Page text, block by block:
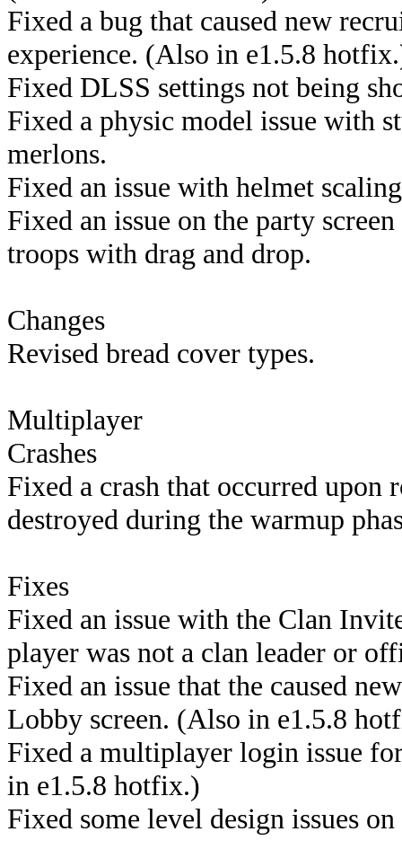
Fixed a bug that caused new
experience. (Also in e1.5.8
Fixed DLSS settings not being
Fixed a physic model issue with
merlons.
Fixed an issue with helmet
Fixed an issue on the party
troops with drag and drop.
Changes
Revised bread cover types.
Multiplayer​
Crashes
Fixed a crash that occurred upon
destroyed during the warmup
Fixes
Fixed an issue with the Clan
player was not a clan leader or
Fixed an issue that the caused
Lobby screen. (Also in e1.5.8
Fixed a multiplayer login issue
in e1.5.8 hotfix.)
Fixed some level design issues